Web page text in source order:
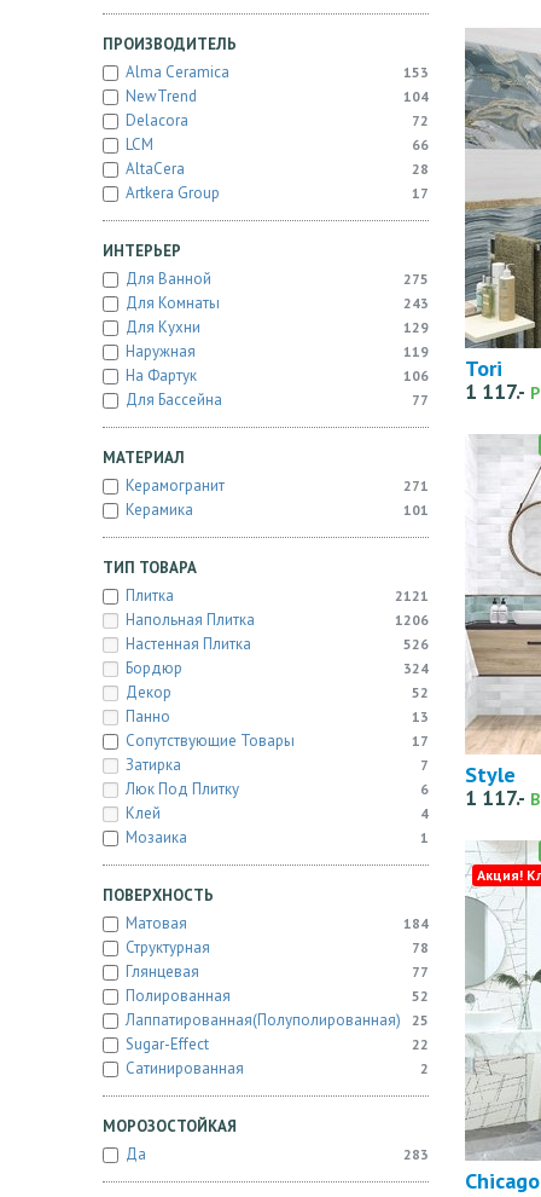
ПРОИЗВОДИТЕЛЬ
Alma Ceramica
153
NewTrend 104
Delacora 72
LCM 66
AltaCera 28
Artkera Group 17
ИНТЕРЬЕР
Для Ванной
275
Для Комнаты 243
Для Кухни 129
Наружная 119
На Фартук 106
Для Бассейна 77
МАТЕРИАЛ
Керамогранит
271
Керамика 101
ТИП ТОВАРА
Плитка
2121
Напольная Плитка 1206
Настенная Плитка 526
Бордюр 324
Декор 52
Панно 13
Сопутствующие Товары 17
Затирка 7
Люк Под Плитку 6
Клей 4
Мозаика 1
ПОВЕРХНОСТЬ
Матовая
184
Структурная 78
Глянцевая 77
Полированная 52
Лаппатированная(полуполированная) 25
Sugar-Effect 22
Сатинированная 2
МОРОЗОСТОЙКАЯ
Да
283
Tori
1 117.-
Style
1 117.-
Акция!